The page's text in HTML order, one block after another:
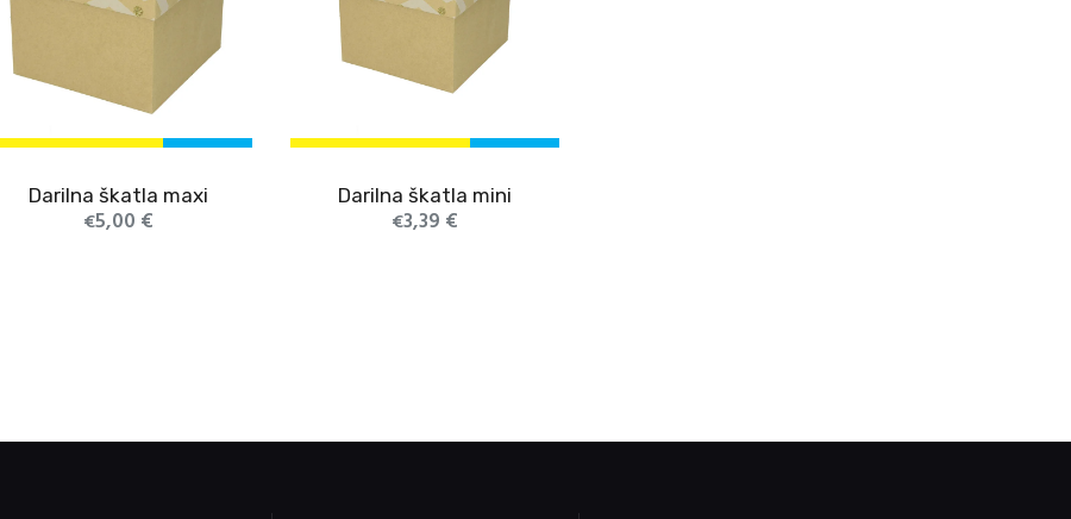
Darilna škatla maxi
€5,00 €
Darilna škatla mini
€3,39 €